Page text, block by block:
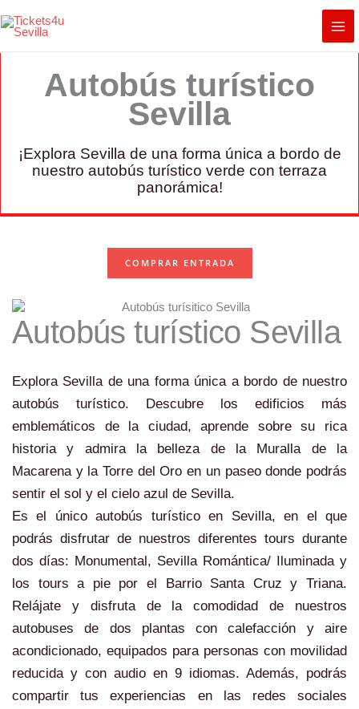
al
Autobús turístico
Sevilla
¡Explora Sevilla de una forma única a bordo de
nuestro autobús turístico verde con terraza
panorámica!
COMPRAR ENTRADA
Autobús turístico Sevilla
Explora Sevilla de una forma única a bordo de nuestro
autobús turístico. Descubre los edificios más
emblemáticos de la ciudad, aprende sobre su rica
historia y admira la belleza de la Muralla de la
Macarena y la Torre del Oro en un paseo donde podrás
sentir el sol y el cielo azul de Sevilla.
Es el único autobús turístico en Sevilla, en el que
podrás disfrutar de nuestros diferentes tours durante
dos días: Monumental, Sevilla Romántica/ Iluminada y
los tours a pie por el Barrio Santa Cruz y Triana.
Relájate y disfruta de la comodidad de nuestros
autobuses de dos plantas con calefacción y aire
acondicionado, equipados para personas con movilidad
reducida y con audio en 9 idiomas. Además, podrás
compartir tus experiencias en las redes sociales